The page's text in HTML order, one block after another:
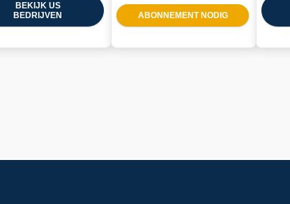
BEKIJK US
BEDRIJVEN
ABONNEMENT NODIG